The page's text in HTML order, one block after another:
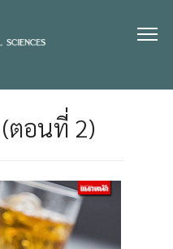
(ตอนที่ 2)